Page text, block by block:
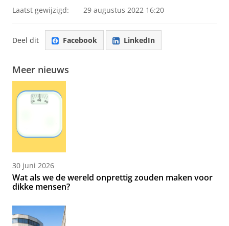
Laatst gewijzigd: 29 augustus 2022 16:20
Deel dit Facebook LinkedIn
Meer nieuws
30 juni 2026
Wat als we de wereld onprettig zouden maken voor
dikke mensen?